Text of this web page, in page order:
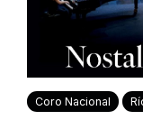
Coro Nacional